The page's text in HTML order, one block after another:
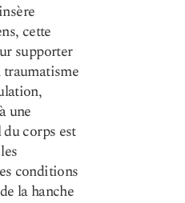
cette
supporter
traumatisme
une
corps est
conditions
la hanche